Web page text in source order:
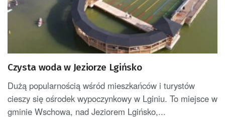
Czysta woda w Jeziorze Lgińsko
Dużą popularnością wśród mieszkańców i turystów
cieszy się ośrodek wypoczynkowy w Lginiu. To miejsce w
gminie Wschowa, nad Jeziorem Lgińsko,...